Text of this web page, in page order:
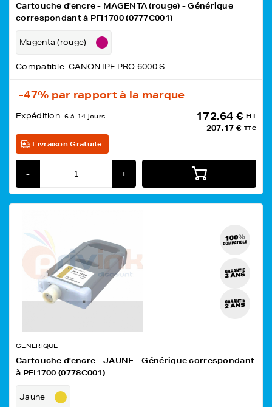
Cartouche d'encre - MAGENTA (rouge) - Générique
correspondant à PFI1700 (0777C001)
Magenta (rouge)
Compatible: CANON IPF PRO 6000 S
-47% par rapport à la marque
Expédition: 6 à 14 jours 172,64 € HT
207,17 € TTC
Livraison Gratuite
- +
GENERIQUE
Cartouche d'encre - JAUNE - Générique correspondant
à PFI1700 (0778C001)
Jaune